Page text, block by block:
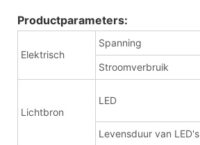
Productparameters:
Elektrisch
Spanning
Stroomverbruik
Lichtbron
LED
Levensduur van LED's